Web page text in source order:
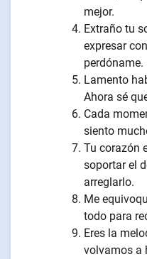
mejor.
Extraño tu
expresar
perdóname.
Lamento
Ahora sé
Cada
siento
Tu corazón
soportar el
arreglarlo.
Me
todo para
Eres la
volvamos a